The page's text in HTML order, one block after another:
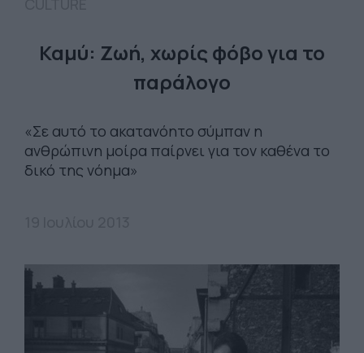
Καμύ: Ζωή, χωρίς φόβο για το
παράλογο
«Σε αυτό το ακατανόητο σύμπαν η
ανθρώπινη μοίρα παίρνει για τον καθένα το
δικό της νόημα»